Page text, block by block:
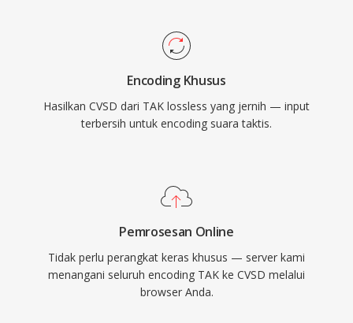
Encoding Khusus
Hasilkan CVSD dari TAK lossless yang jernih — input
terbersih untuk encoding suara taktis.
Pemrosesan Online
Tidak perlu perangkat keras khusus — server kami
menangani seluruh encoding TAK ke CVSD melalui
browser Anda.